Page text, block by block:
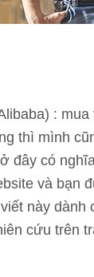
:
thì mình
đây có
và bạn
này
cứu trên